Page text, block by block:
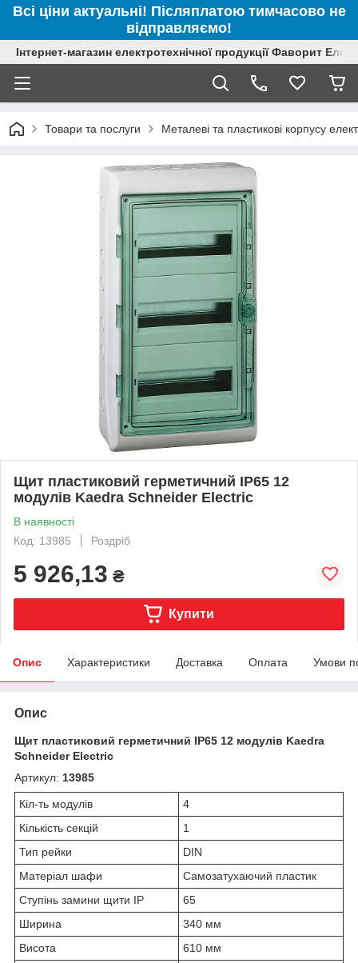
Всі ціни актуальні! Післяплатою тимчасово не
відправляємо!
Інтернет-магазин електротехнічної продукції Фаворит
Товари та послуги Металеві та пластикові корпусу
Щит пластиковий герметичний IP65 12
модулів Kaedra Schneider Electric
В наявності
Код: 13985
Роздріб
5 926,13 ₴
Купити
Опис Характеристики Доставка Оплата Умови
Опис
Щит пластиковий герметичний IP65 12 модулів Kaedra
Schneider Electric
Артикул: 13985
Кіл-ть модулів
4
Кількість секцій
1
Тип рейки
DIN
Матеріал шафи
Самозатухаючий пластик
Ступінь замини щити IP
65
Ширина
340 мм
Висота
610 мм